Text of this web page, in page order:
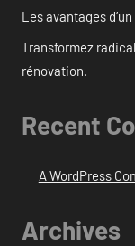
Les avantages
Transformez
rénovation.
Recent
A WordPress
Archives